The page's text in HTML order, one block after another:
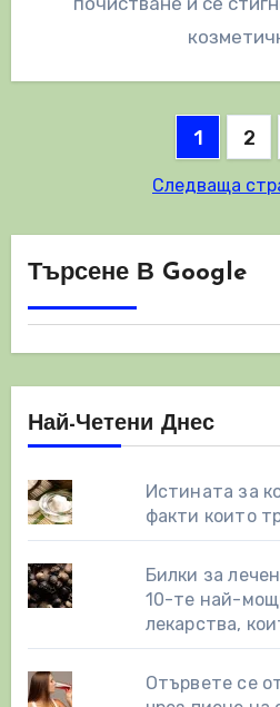
Разделяне
публикациите
на
страници
1 2
Следваща
Търсене В Google
Най-Четени Днес
Истината за
факти които
Билки за
10-те най-
лекарства,
Отървете се